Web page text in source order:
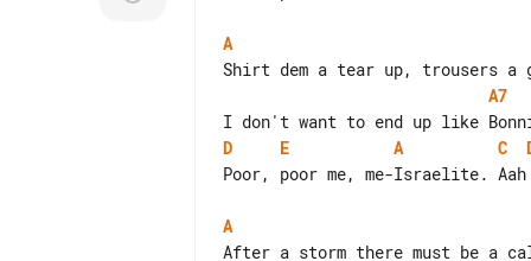
A
A7
D E A C
Poor, poor me, me-Israelite. Aah
A